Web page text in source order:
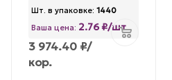
Шт. в упаковке: 1440
Ваша цена: 2.76 ₽/шт
3 974.40 ₽/
кор.